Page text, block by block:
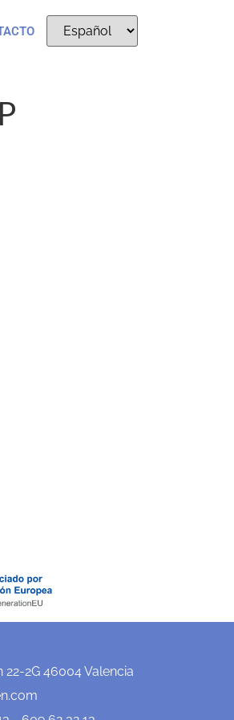
22-2G 46004 Valencia